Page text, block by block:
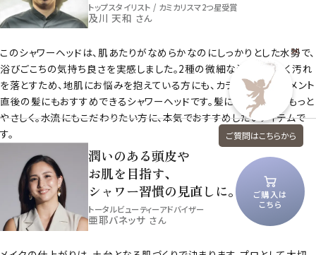
ご質問はこちらから
トップスタイリスト / カミカリスマ2つ星受賞
及川 天和 さん
このシャワーヘッドは、肌あたりがなめらかなのにしっかりとした水勢で、
浴びごこちの気持ち良さを実感しました。2種の微細な泡がやさしく汚れ
を落とすため、地肌にお悩みを抱えている方にも、カラーやトリートメント
直後の髪にもおすすめできるシャワーヘッドです。髪にも地肌にも、もっと
やさしく。水流にもこだわりたい方に、本気でおすすめしたいアイテムで
す。
潤いのある頭皮や
お肌を目指す、
シャワー習慣の見直しに。
トータルビューティーアドバイザー
亜耶バネッサ さん
ご購入は
こちら